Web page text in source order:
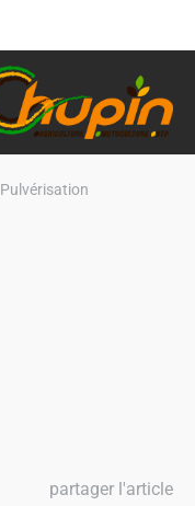
Pulvérisation
partager l'article